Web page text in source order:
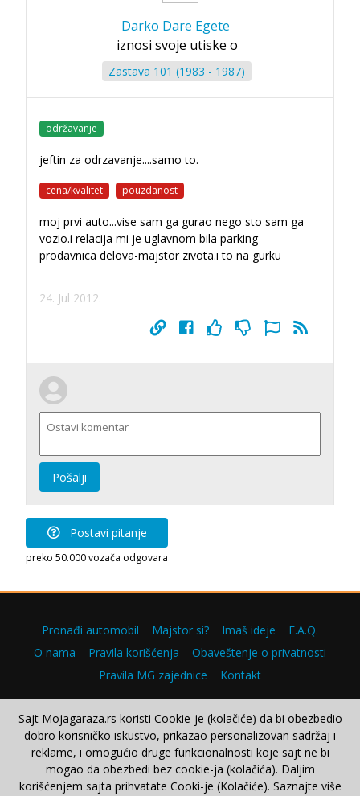
Darko Dare Egete
iznosi svoje utiske o
Zastava 101 (1983 - 1987)
održavanje
jeftin za odrzavanje....samo to.
cena/kvalitet pouzdanost
moj prvi auto...vise sam ga gurao nego sto sam ga
vozio.i relacija mi je uglavnom bila parking-
prodavnica delova-majstor zivota.i to na gurku
24. Jul 2012.
Pošalji
Postavi pitanje
preko 50.000 vozača odgovara
Pronađi automobil Majstor si? Imaš ideje
F.A.Q.
O nama
Pravila korišćenja
Obaveštenje o privatnosti
Pravila MG zajednice
Kontakt
Copyright © 2000–2026.
Sajt Mojagaraza.rs koristi Cookie-je (kolačiće) da bi obezbedio
dobro korisničko iskustvo, prikazao personalizovan sadržaj i
reklame, i omogućio druge funkcionalnosti koje sajt ne bi
mogao da obezbedi bez cookie-ja (kolačića). Daljim
korišćenjem sajta prihvatate Cooki-je (Kolačiće). Saznajte više